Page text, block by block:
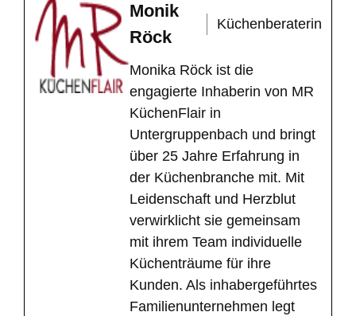
Monik
Röck
Küchenberaterin
Monika Röck ist die
engagierte Inhaberin von MR
KüchenFlair in
Untergruppenbach und bringt
über 25 Jahre Erfahrung in
der Küchenbranche mit. Mit
Leidenschaft und Herzblut
verwirklicht sie gemeinsam
mit ihrem Team individuelle
Küchenträume für ihre
Kunden. Als inhabergeführtes
Familienunternehmen legt